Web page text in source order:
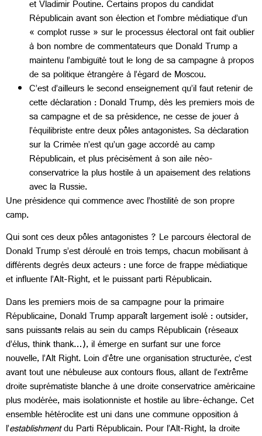
et Vladimir Poutine. Certains propos du candidat
Républicain avant son élection et l’ombre médiatique d’un
« complot russe » sur le processus électoral ont fait oublier
à bon nombre de commentateurs que Donald Trump a
maintenu l’ambiguïté tout le long de sa campagne à propos
de sa politique étrangère à l’égard de Moscou.
C’est d’ailleurs le second enseignement qu’il faut retenir de
cette déclaration : Donald Trump, dès les premiers mois de
sa campagne et de sa présidence, ne cesse de jouer à
l’équilibriste entre deux pôles antagonistes. Sa déclaration
sur la Crimée n’est qu’un gage accordé au camp
Républicain, et plus précisément à son aile néo-
conservatrice la plus hostile à un apaisement des relations
avec la Russie.
Une présidence qui commence avec l’hostilité de son propre
camp.
Qui sont ces deux pôles antagonistes ? Le parcours électoral de
Donald Trump s’est déroulé en trois temps, chacun mobilisant à
différents degrés deux acteurs : une force de frappe médiatique
et influente l’Alt-Right, et le puissant parti Républicain.
Dans les premiers mois de sa campagne pour la primaire
Républicaine, Donald Trump apparaît largement isolé : outsider,
sans puissantsrelais au sein du camps Républicain (réseaux
d’élus, think thank…), il émerge en surfant sur une force
nouvelle, l’Alt Right. Loin d’être une organisation structurée, c’est
avant tout une nébuleuse aux contours flous, allant de l’extrême
droite suprématiste blanche à une droite conservatrice américaine
plus modérée, mais isolationniste et hostile au libre-échange. Cet
ensemble hétéroclite est uni dans une commune opposition à
l’establishmentdu Parti Républicain. Pour l’Alt-Right, la droite